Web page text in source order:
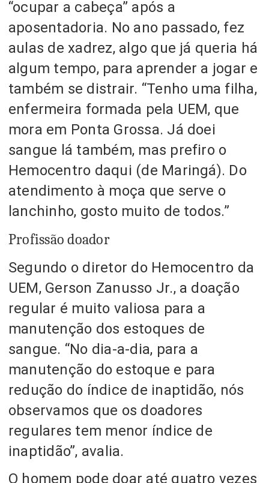
“ocupar a cabeça” após a
aposentadoria. No ano passado, fez
aulas de xadrez, algo que já queria há
algum tempo, para aprender a jogar e
também se distrair. “Tenho uma filha,
enfermeira formada pela UEM, que
mora em Ponta Grossa. Já doei
sangue lá também, mas prefiro o
Hemocentro daqui (de Maringá). Do
atendimento à moça que serve o
lanchinho, gosto muito de todos.”
Profissão doador
Segundo o diretor do Hemocentro da
UEM, Gerson Zanusso Jr., a doação
regular é muito valiosa para a
manutenção dos estoques de
sangue. “No dia-a-dia, para a
manutenção do estoque e para
redução do índice de inaptidão, nós
observamos que os doadores
regulares tem menor índice de
inaptidão”, avalia.
O homem pode doar até quatro vezes